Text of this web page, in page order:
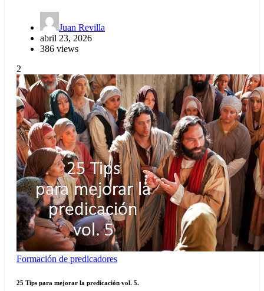
Juan Revilla
abril 23, 2026
386 views
2
Formación de predicadores
25 Tips para mejorar la predicación vol. 5.